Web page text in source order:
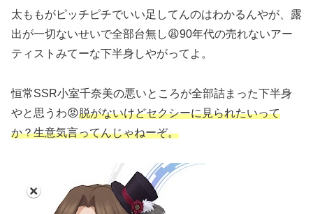
太ももがピッチピチでいい足してんのはわかるんやが、露
出が一切ないせいで全部台無し😩90年代の売れないアー
ティストみてーな下半身しやがってよ。
恒常SSR小室千奈美の悪いところが全部詰まった下半身
やと思うわ😡脱がないけどセクシーに見られたいって
か？生意気言ってんじゃねーぞ。